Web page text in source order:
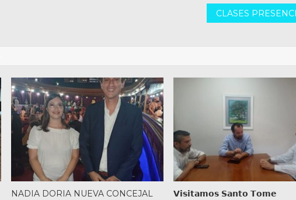
NADIA DORIA NUEVA CONCEJAL
𝗩𝗶𝘀𝗶𝘁𝗮𝗺𝗼𝘀 𝗦𝗮𝗻𝘁𝗼 𝗧𝗼𝗺𝗲